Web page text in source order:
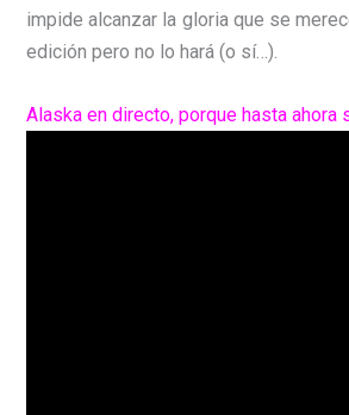
impide alcanzar la gloria que se
edición pero no lo hará (o sí…).
Alaska en directo, porque hasta